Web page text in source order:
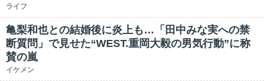
ライフ
亀梨和也との結婚後に炎上も…「田中みな実への禁
断質問」で見せた“WEST.重岡大毅の男気行動”に称
賛の嵐
イケメン